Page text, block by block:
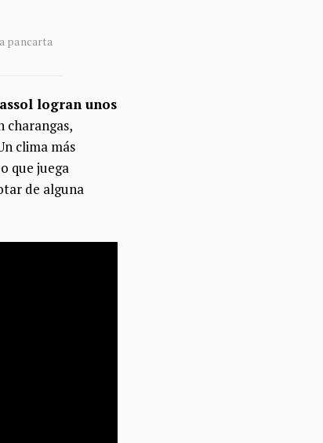
pancarta
logran unos
charangas,
clima más
que juega
de alguna